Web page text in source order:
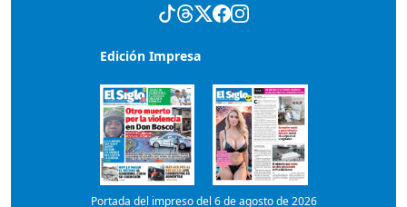
Edición Impresa
Portada del impreso del 6 de agosto de 2026